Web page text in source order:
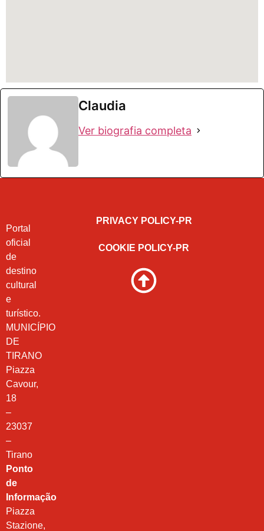
Claudia
Ver biografia completa
Portal
oficial
de
destino
cultural
e
turístico.
MUNICÍPIO
DE
TIRANO
Piazza
Cavour,
18
–
23037
–
Tirano
Ponto
de
Informação
Piazza
Stazione,
PRIVACY POLICY-PR
COOKIE POLICY-PR